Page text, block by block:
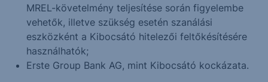
MREL-követelmény teljesítése során figyelembe
vehetők, illetve szükség esetén szanálási
eszközként a Kibocsátó hitelezői feltőkésítésére
használhatók;
Erste Group Bank AG, mint Kibocsátó kockázata.